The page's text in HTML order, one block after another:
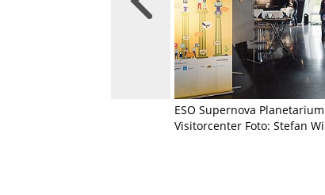
Bild vergrößern
ESO Supernova
Visitorcenter Foto: Stefan